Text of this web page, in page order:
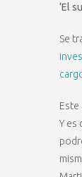
‘El
Se
Este
Y es